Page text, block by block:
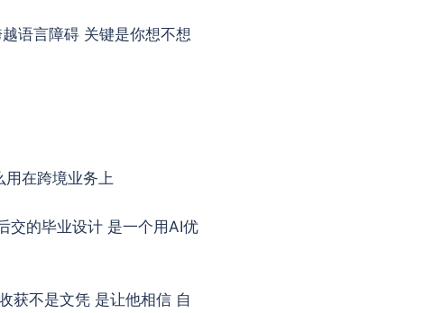
语言障碍 关键是你想不想
用在跨境业务上
交的毕业设计 是一个用AI优
获不是文凭 是让他相信 自